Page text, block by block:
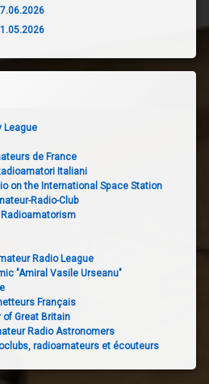
League
de France
Italiani
on the International Space Station
Radio-Club
Radio League
"Amiral Vasile Urseanu"
Français
of Great Britain
Radio Astronomers
radioamateurs et écouteurs